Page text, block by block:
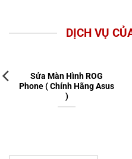
DỊCH VỤ
Sửa Màn Hình ROG
Phone ( Chính Hãng Asus
)